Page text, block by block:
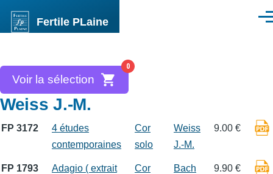
Fertile PLaine
0
Voir la sélection
Weiss J.-M.
FP 3172
4 études
contemporaines
Cor
solo
Weiss
J.-M.
9.00 €
FP 1793
Adagio ( extrait
Cor
Bach
9.90 €